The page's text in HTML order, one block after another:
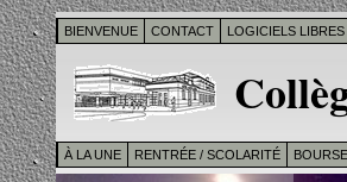
BIENVENUE CONTACT LOGICIELS LIBRES
À LA UNE RENTRÉE / SCOLARITÉ